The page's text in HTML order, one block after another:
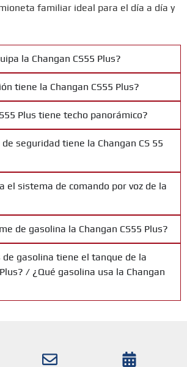
familiar ideal para el día a día y
la Changan CS55 Plus?
tiene la Changan CS55 Plus?
Plus tiene techo panorámico?
seguridad tiene la Changan CS 55
el sistema de comando por voz de la
de gasolina la Changan CS55 Plus?
gasolina tiene el tanque de la
/ ¿Qué gasolina usa la Changan